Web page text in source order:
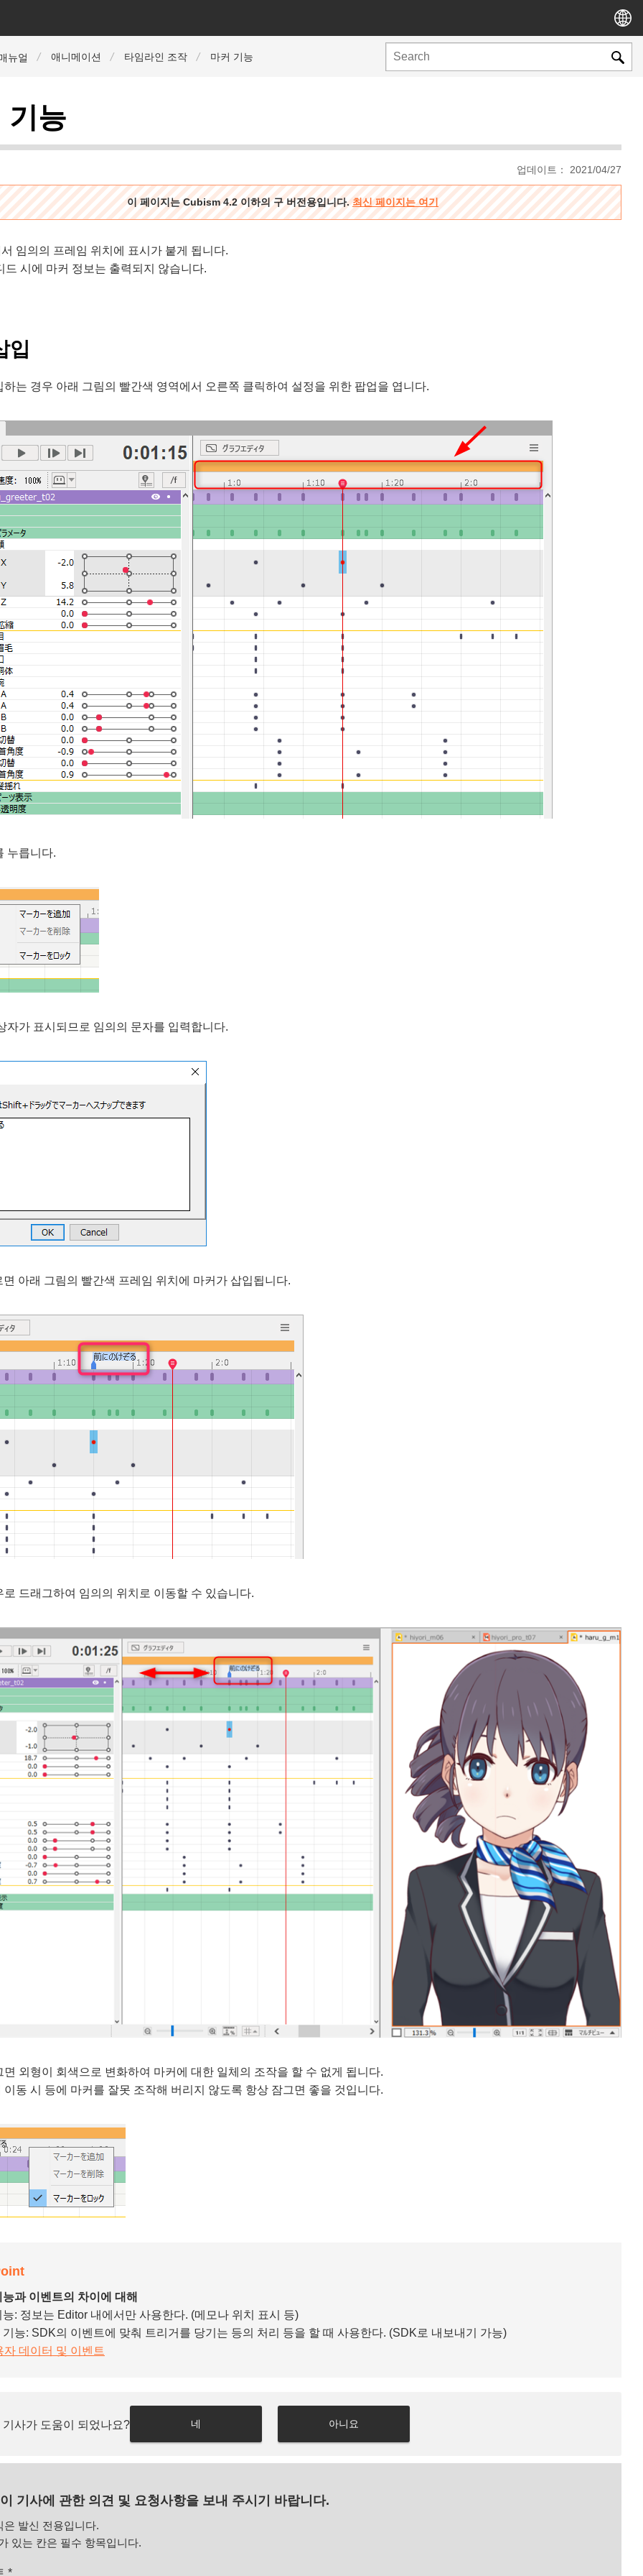
뉴얼 애니메이션 타임라인 조작 마커 기능
기능
업데이트： 2021/04/27
이 페이지는 Cubism 4.2 이하의 구 버전용입니다.최신 페이지는 여기
임의의 프레임 위치에 표시가 붙게 됩니다.
드 시에 마커 정보는 출력되지 않습니다.
입
하는 경우 아래 그림의 빨간색 영역에서 오른쪽 클릭하여 설정을 위한 팝업을 엽니다.
누릅니다.
자가 표시되므로 임의의 문자를 입력합니다.
면 아래 그림의 빨간색 프레임 위치에 마커가 삽입됩니다.
로 드래그하여 임의의 위치로 이동할 수 있습니다.
면 외형이 회색으로 변화하여 마커에 대한 일체의 조작을 할 수 없게 됩니다.
이동 시 등에 마커를 잘못 조작해 버리지 않도록 항상 잠그면 좋을 것입니다.
능과 이벤트의 차이에 대해
능: 정보는 Editor 내에서만 사용한다. (메모나 위치 표시 등)
기능: SDK의 이벤트에 맞춰 트리거를 당기는 등의 처리 등을 할 때 사용한다. (SDK로 내보내기 가능)
자 데이터 및 이벤트
기사가 도움이 되었나요? 네 아니요
이 기사에 관한 의견 및 요청사항을 보내 주시기 바랍니다.
은 발신 전용입니다.
있는 칸은 필수 항목입니다.
*